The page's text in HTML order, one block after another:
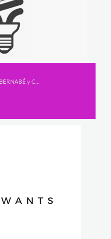
Secundaria, AINARA BARRIOLA BERNABÉ y CLAUDIA LADRERO DE SANMILLÁN